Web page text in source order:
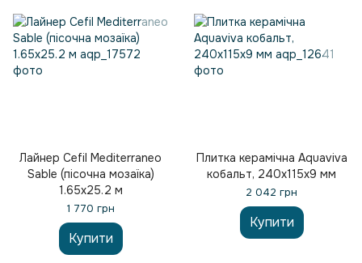
Лайнер Cefil Mediterraneo
Sable (пісочна мозаїка)
1.65х25.2 м
1 770 грн
Купити
Плитка керамічна Aquaviva
кобальт, 240х115х9 мм
2 042 грн
Купити